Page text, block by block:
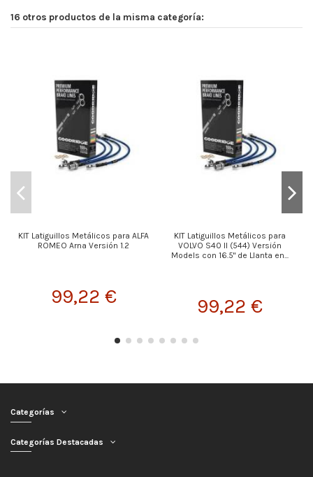
16 otros productos de la misma categoría:
KIT Latiguillos Metálicos para ALFA
ROMEO Arna Versión 1.2
99,22 €
KIT Latiguillos Metálicos para
VOLVO S40 II (544) Versión
Models con 16.5" de Llanta en...
99,22 €
Categorías
Categorías Destacadas